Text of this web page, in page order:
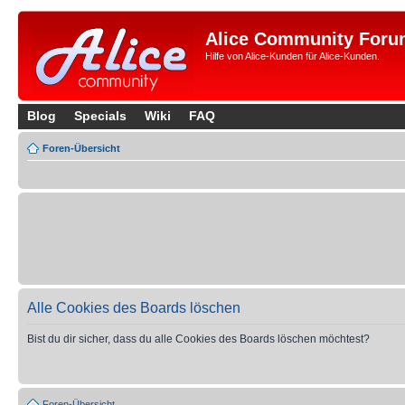
Alice Community
Hilfe von Alice-Kunden für Alice-Kunden.
Blog Specials Wiki FAQ
Foren-Übersicht
Alle Cookies des Boards löschen
Bist du dir sicher, dass du alle Cookies des Boards löschen möchtest?